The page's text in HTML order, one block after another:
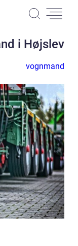
i Højslev
vognmand